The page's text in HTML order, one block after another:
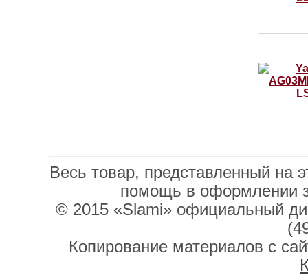
Весь товар, представленный на
помощь в оформлении
© 2015 «Slami» официальный
Копирование материалов с